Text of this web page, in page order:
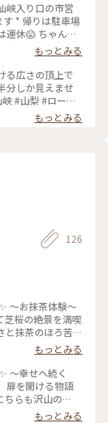
峡入り口の市営
す * 帰りは駐車場
運休😱 ちゃんと
ですが昇仙峡乗
利用 気持ちの良
もっとみる
る広さの頂上で
しか見えませ
#山梨 #ロープ
もっとみる
126
芝桜の絶景を満喫
と抹茶のほろ苦さ
もっとみる
方々、写真撮影されてました😊 📷️2026.4.15 #富士芝桜まつり
もっとみる